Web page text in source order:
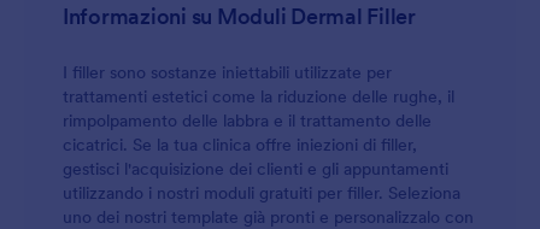
Informazioni su Moduli Dermal Filler
I filler sono sostanze iniettabili utilizzate per
trattamenti estetici come la riduzione delle rughe, il
rimpolpamento delle labbra e il trattamento delle
cicatrici. Se la tua clinica offre iniezioni di filler,
gestisci l'acquisizione dei clienti e gli appuntamenti
utilizzando i nostri moduli gratuiti per filler. Seleziona
uno dei nostri template già pronti e personalizzalo con